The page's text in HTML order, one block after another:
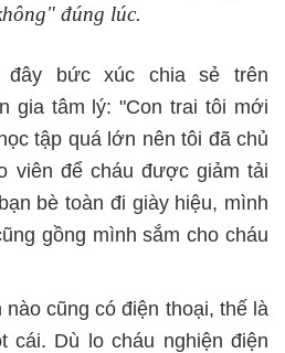
đúng lúc.
bức xúc chia sẻ trên
gia tâm lý: "Con trai tôi mới
tập quá lớn nên tôi đã chủ
viên để cháu được giảm tải
bè toàn đi giày hiệu, mình
gồng mình sắm cho cháu
cũng có điện thoại, thế là
cái. Dù lo cháu nghiện điện